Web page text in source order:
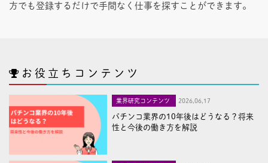
方でも登録するだけで手間なく仕事を探すことができます。
お役立ちコンテンツ
業界研究コンテンツ 2026,06,17
パチンコ業界の10年後はどうなる？将来
性と今後の働き方を解説